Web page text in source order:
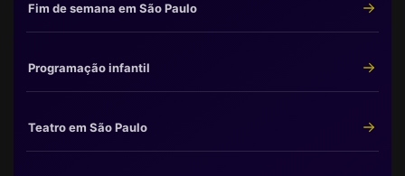
Fim de semana em São Paulo
Programação infantil
Teatro em São Paulo